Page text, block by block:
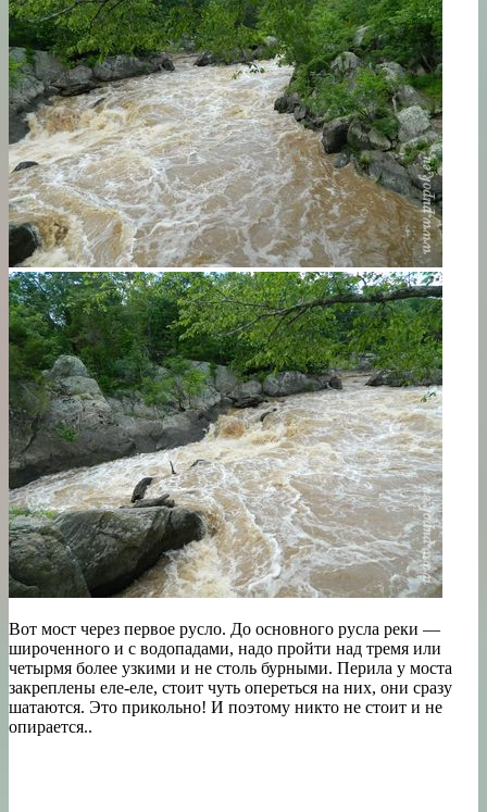
Вот мост через первое русло. До основного русла реки —
широченного и с водопадами, надо пройти над тремя или
четырмя более узкими и не столь бурными. Перила у моста
закреплены еле-еле, стоит чуть опереться на них, они сразу
шатаются. Это прикольно! И поэтому никто не стоит и не
опирается..